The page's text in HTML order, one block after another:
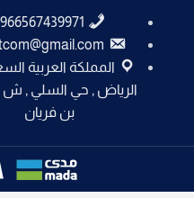
المملكة العربية
الرياض , حي السلي , ش
بن فريان